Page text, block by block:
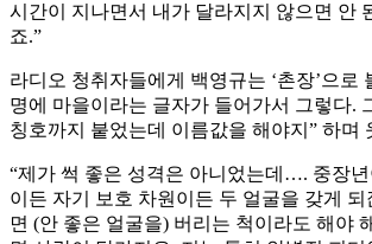
시간이 지나면서 내가 달라지지 않으면 안
죠.”
라디오 청취자들에게 백영규는 ‘촌장’으로
명에 마을이라는 글자가 들어가서 그렇다.
칭호까지 붙었는데 이름값을 해야지” 하며
“제가 썩 좋은 성격은 아니었는데…. 중장년
이든 자기 보호 차원이든 두 얼굴을 갖게
면 (안 좋은 얼굴을) 버리는 척이라도 해야